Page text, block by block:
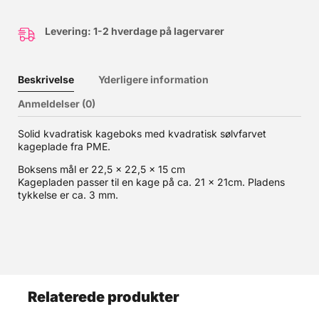
Levering: 1-2 hverdage på lagervarer
Beskrivelse
Yderligere information
Anmeldelser (0)
Solid kvadratisk kageboks med kvadratisk sølvfarvet
kageplade fra PME.
Boksens mål er 22,5 x 22,5 x 15 cm
Kagepladen passer til en kage på ca. 21 x 21cm. Pladens
tykkelse er ca. 3 mm.
Relaterede produkter